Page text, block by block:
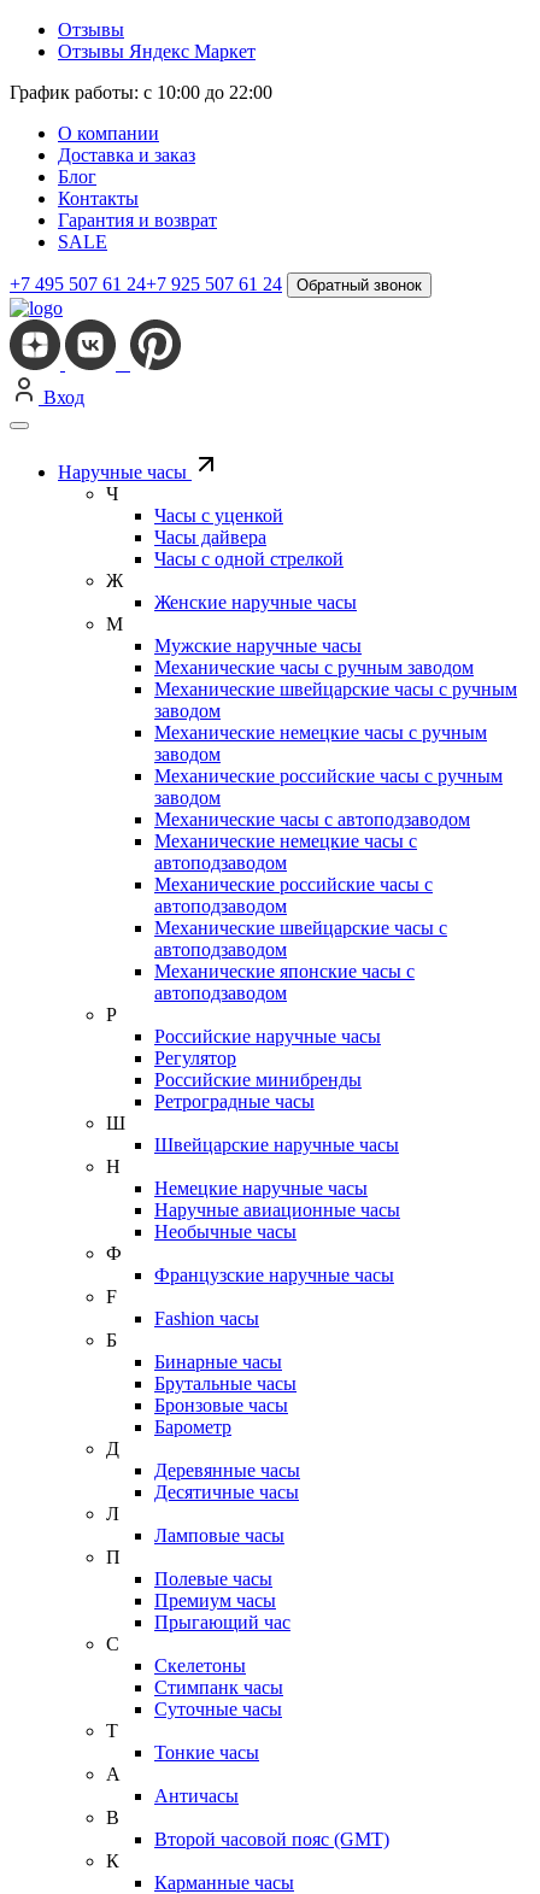
Отзывы
Отзывы Яндекс Маркет
График работы: с 10:00 до 22:00
О компании
Доставка и заказ
Блог
Контакты
Гарантия и возврат
SALE
+7 495 507 61 24+7 925 507 61 24 Обратный звонок
Вход
Наручные часы
Ч
Часы с уценкой
Часы дайвера
Часы с одной стрелкой
Ж
Женские наручные часы
М
Мужские наручные часы
Механические часы с ручным заводом
Механические швейцарские часы с ручным
заводом
Механические немецкие часы с ручным
заводом
Механические российские часы с ручным
заводом
Механические часы с автоподзаводом
Механические немецкие часы с
автоподзаводом
Механические российские часы с
автоподзаводом
Механические швейцарские часы с
автоподзаводом
Механические японские часы с
автоподзаводом
Р
Российские наручные часы
Регулятор
Российские минибренды
Ретроградные часы
Ш
Швейцарские наручные часы
Н
Немецкие наручные часы
Наручные авиационные часы
Необычные часы
Ф
Французские наручные часы
F
Fashion часы
Б
Бинарные часы
Брутальные часы
Бронзовые часы
Барометр
Д
Деревянные часы
Десятичные часы
Л
Ламповые часы
П
Полевые часы
Премиум часы
Прыгающий час
С
Скелетоны
Стимпанк часы
Суточные часы
Т
Тонкие часы
А
Античасы
В
Второй часовой пояс (GMT)
К
Карманные часы